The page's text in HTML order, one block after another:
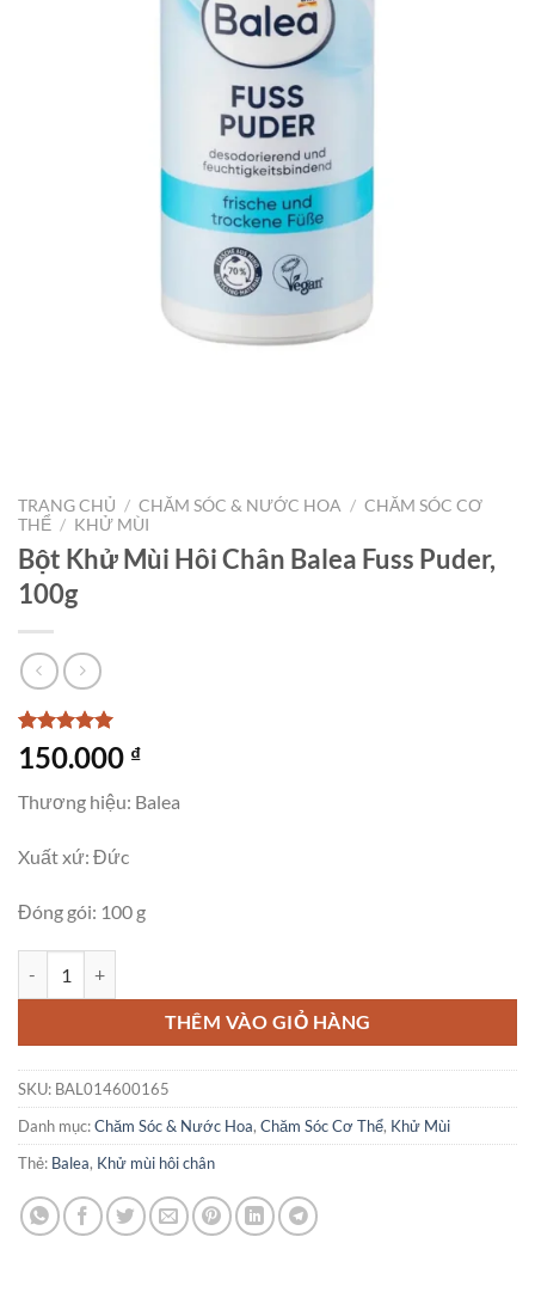
TRANG CHỦ / CHĂM SÓC & NƯỚC HOA / CHĂM SÓC CƠ
THỂ / KHỬ MÙI
Bột Khử Mùi Hôi Chân Balea Fuss Puder,
100g
5trên 5
dựa trên
1
150.000 ₫
Thương hiệu: Balea
Xuất xứ: Đức
Đóng gói: 100 g
THÊM VÀO GIỎ HÀNG
SKU: BAL014600165
Danh mục:Chăm Sóc & Nước Hoa, Chăm Sóc Cơ Thể, Khử Mùi
Thẻ: Balea, Khử mùi hôi chân